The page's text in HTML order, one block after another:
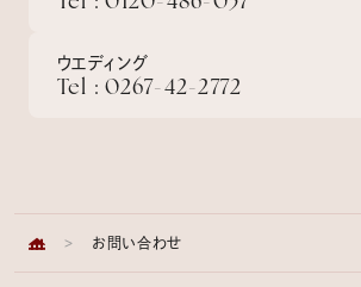
ウエディング
Tel : 0267-42-2772
> お問い合わせ